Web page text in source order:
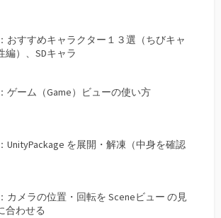
おすすめキャラクター１３選（ちびキャ
編）、SDキャラ
ゲーム（Game）ビューの使い方
UnityPackage を展開・解凍（中身を確認
カメラの位置・回転を Sceneビュー の見
合わせる